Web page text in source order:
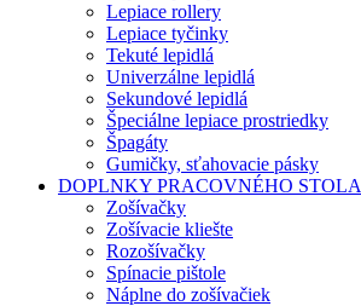
Lepiace rollery
Lepiace tyčinky
Tekuté lepidlá
Univerzálne lepidlá
Sekundové lepidlá
Špeciálne lepiace prostriedky
Špagáty
Gumičky, sťahovacie pásky
DOPLNKY PRACOVNÉHO STOLA
Zošívačky
Zošívacie kliešte
Rozošívačky
Spínacie pištole
Náplne do zošívačiek